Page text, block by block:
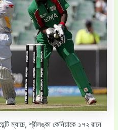
ম্যাচে, শ্রীলঙ্কা কেনিয়াকে ১৭২ রানে